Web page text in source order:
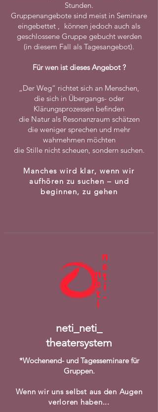
Stunden.
Gruppenangebote sind meist in Seminare
eingebettet , können jedoch auch als
geschlossene Gruppe gebucht werden
(in diesem Fall als Tagesangebot).
Für wen ist dieses Angebot ?
„Der Weg“ richtet sich an Menschen,
die sich in Übergangs- oder
Klärungsprozessen befinden
die Natur als Resonanzraum schätzen
die weniger sprechen und mehr
wahrnehmen möchten
die Stille nicht scheuen, sondern suchen.
Manches wird klar, wenn wir
aufhören zu suchen – und
beginnen, zu gehen
neti_neti_
theatersystem
*Wochenend- und Tagesseminare für
Gruppen.
Wenn wir uns selbst aus den Augen
verloren haben...